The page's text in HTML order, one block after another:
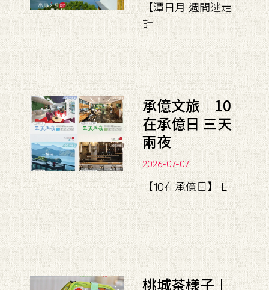
【潭日月 週間逃走
計
承億文旅｜10
在承億日 三天
兩夜
2026-07-07
【10在承億日】 L
桃城茶樣子︱